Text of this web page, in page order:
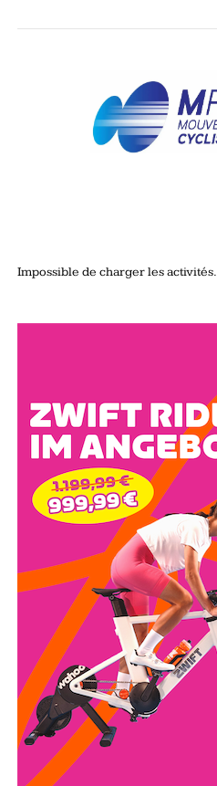
Impossible de charger les activités.